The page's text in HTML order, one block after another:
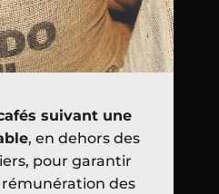
suivant une
, en dehors des
pour garantir
des